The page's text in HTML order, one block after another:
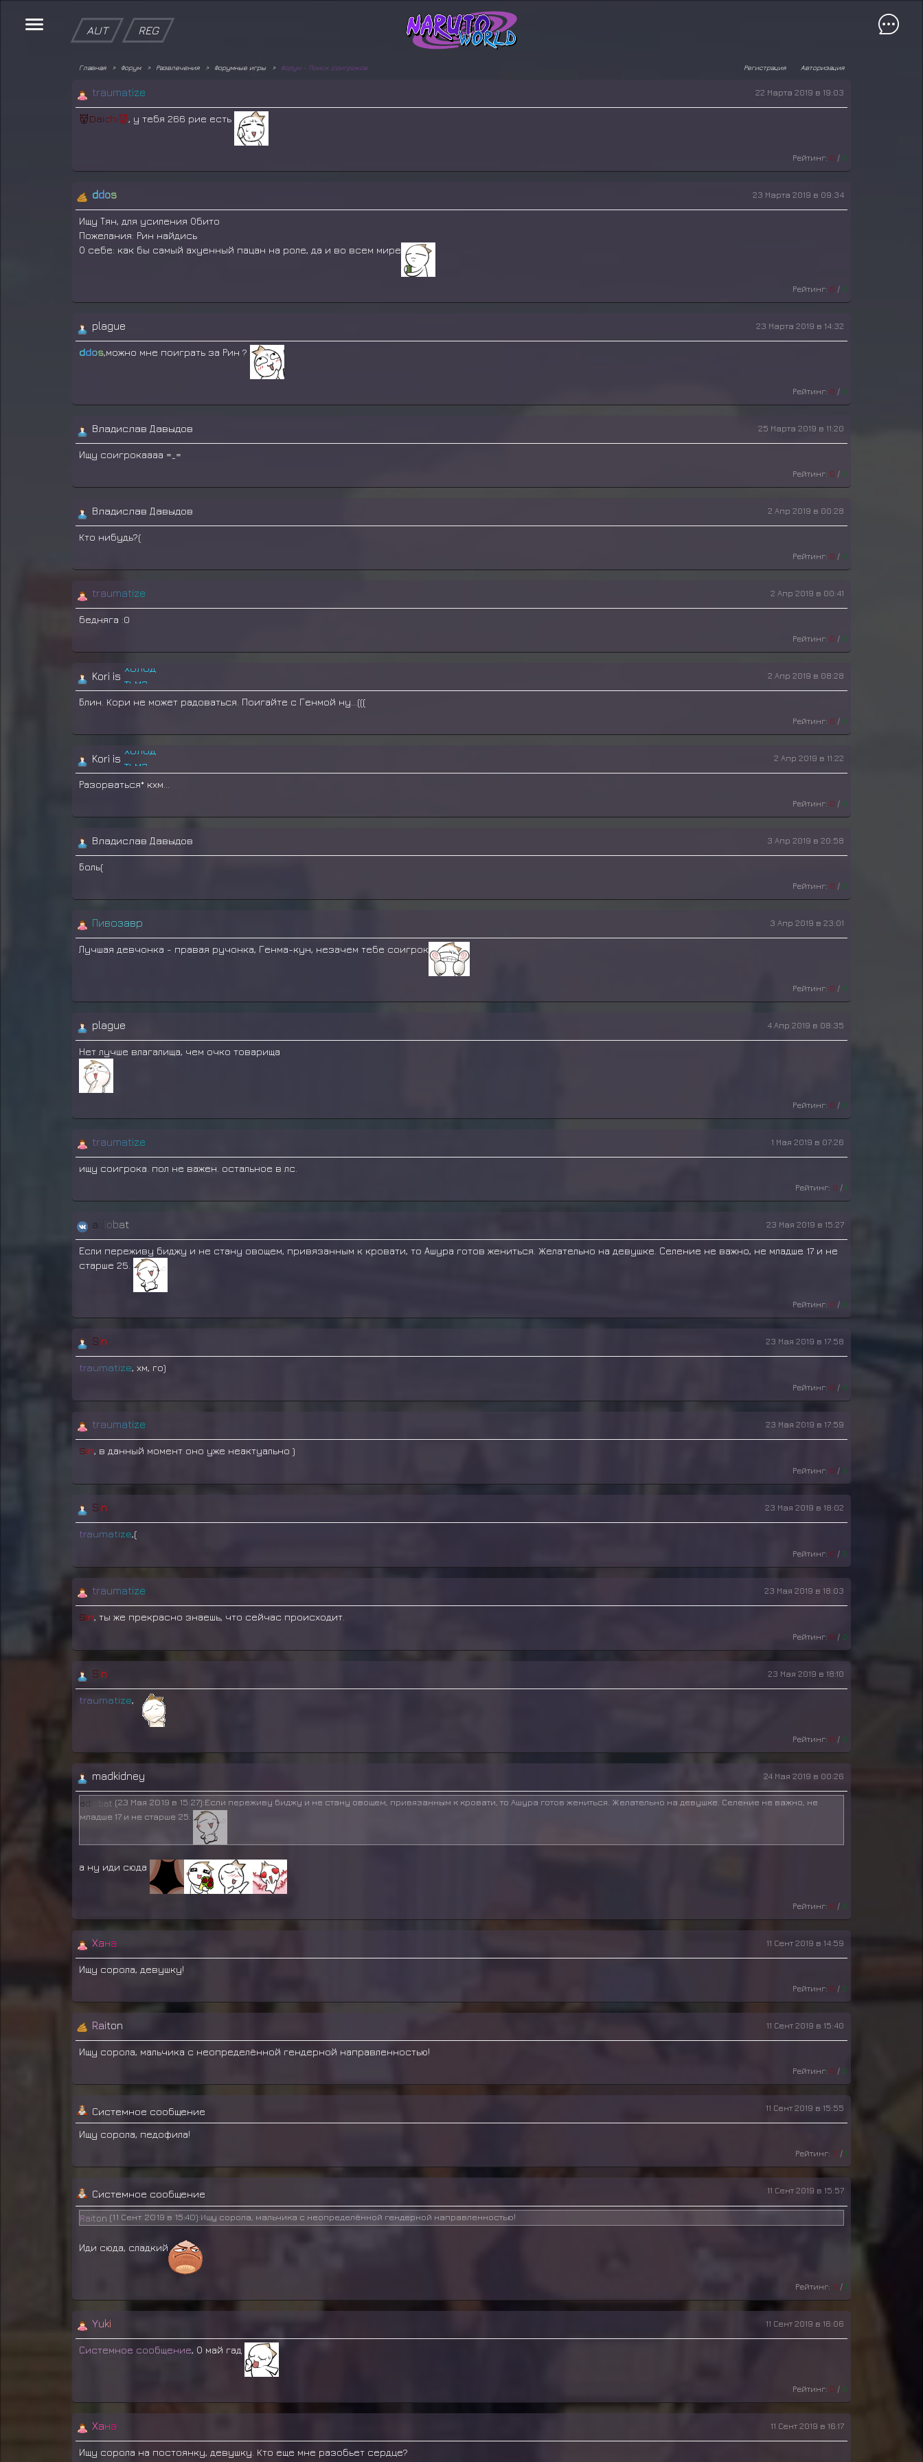
AUT REG
Главная Форум Развлечения Форумные игры Форум - Поиск соигроков Авторизация
Регистрация
traumatize 22 Марта 2019 в 19:03
👹Daichi👹, у тебя 266 рие есть
Рейтинг: 0 / 0
ddos 23 Марта 2019 в 09:34
Ищу Тян, для усиления Обито
Пожелания: Рин найдись
О себе: как бы самый ахуенный пацан на роле, да и во всем мире
Рейтинг: 0 / 0
plague 23 Марта 2019 в 14:32
ddos,можно мне поиграть за Рин ?
Рейтинг: 0 / 0
Владислав Давыдов 25 Марта 2019 в 11:20
Ищу соигрокаааа =_=
Рейтинг: 0 / 0
Владислав Давыдов 2 Апр 2019 в 00:28
Кто нибудь?(
Рейтинг: 0 / 0
traumatize 2 Апр 2019 в 00:41
бедняга :0
Рейтинг: 0 / 0
Kori is необычно
холод
тьма
2 Апр 2019 в 08:28
Блин. Кори не может радоваться. Поигайте с Генмой ну...(((
Рейтинг: 0 / 0
Kori is необычно
холод
тьма
2 Апр 2019 в 11:22
Разорваться* кхм...
Рейтинг: 0 / 0
Владислав Давыдов 3 Апр 2019 в 20:58
Боль(
Рейтинг: 0 / 0
Пивозавр 3 Апр 2019 в 23:01
Лучшая девчонка - правая ручонка, Генма-кун, незачем тебе соигрок
Рейтинг: 0 / 0
plague 4 Апр 2019 в 08:35
Нет лучше влагалища, чем очко товарища
Рейтинг: 0 / 0
traumatize 1 Мая 2019 в 07:26
ищу соигрока. пол не важен. остальное в лс.
Рейтинг: 0 / 1
a obat 23 Мая 2019 в 15:27
Если переживу биджу и не стану овощем, привязанным к кровати, то Ашура готов жениться. Желательно на девушке. Селение не важно, не младше 17 и не
старше 25.
Рейтинг: 0 / 0
Sin 23 Мая 2019 в 17:58
traumatize, хм, го)
Рейтинг: 0 / 0
traumatize 23 Мая 2019 в 17:59
Sin, в данный момент оно уже неактуально )
Рейтинг: 0 / 0
Sin 23 Мая 2019 в 18:02
traumatize,(
Рейтинг: 0 / 0
traumatize 23 Мая 2019 в 18:03
Sin, ты же прекрасно знаешь, что сейчас происходит.
Рейтинг: 0 / 0
Sin 23 Мая 2019 в 18:10
traumatize,
Рейтинг: 0 / 0
madkidney 24 Мая 2019 в 00:26
a d bat (23 Мая 2019 в 15:27):Если переживу биджу и не стану овощем, привязанным к кровати, то Ашура готов жениться. Желательно на девушке. Селение не важно, не
младше 17 и не старше 25.
а ну иди сюда
Рейтинг: 0 / 0
Хана 11 Сент 2019 в 14:59
Ищу сорола, девушку!
Рейтинг: 0 / 0
Raiton 11 Сент 2019 в 15:40
Ищу сорола, мальчика с неопределённой гендерной направленностью!
Рейтинг: 0 / 0
Системное сообщение 11 Сент 2019 в 15:55
Ищу сорола, педофила!
Рейтинг: 0 / 1
Системное сообщение 11 Сент 2019 в 15:57
Raiton (11 Сент 2019 в 15:40):Ищу сорола, мальчика с неопределённой гендерной направленностью!
Иди сюда, сладкий
Рейтинг: 0 / 1
Yuki 11 Сент 2019 в 16:06
Системное сообщение, О май гад
Рейтинг: 0 / 0
Хана 11 Сент 2019 в 16:17
Ищу сорола на постоянку, девушку. Кто еще мне разобьет сердце?